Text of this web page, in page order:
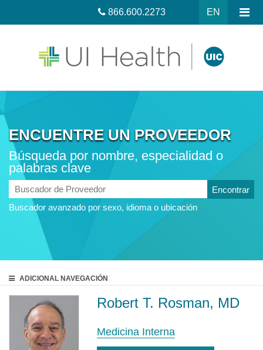
EN
866.600.2273
ENCUENTRE UN PROVEEDOR
Búsqueda por nombre, especialidad o
palabras clave
Buscador
de
Proveedor
Buscador avanzado por sexo, idioma o ubicación
ADICIONAL NAVEGACIÓN
Robert T. Rosman, MD
Medicina Interna